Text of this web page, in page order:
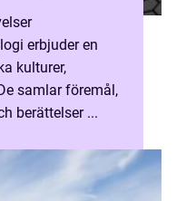
erbjuder en
kulturer,
samlar föremål,
berättelser ...